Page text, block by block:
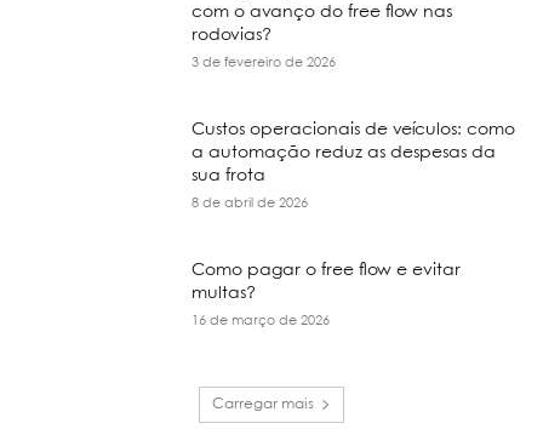
com o avanço do free flow nas
rodovias?
3 de fevereiro de 2026
Custos operacionais de veículos: como
a automação reduz as despesas da
sua frota
8 de abril de 2026
Como pagar o free flow e evitar
multas?
16 de março de 2026
Carregar mais